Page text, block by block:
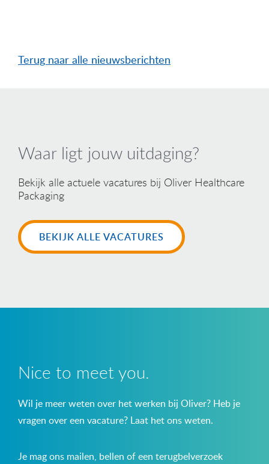
Terug naar alle nieuwsberichten
Waar ligt jouw uitdaging?
Bekijk alle actuele vacatures bij Oliver Healthcare
Packaging
BEKIJK ALLE VACATURES
Nice to meet you.
Wil je meer weten over het werken bij Oliver? Heb je
vragen over een vacature? Laat het ons weten.
Je mag ons mailen, bellen of een terugbelverzoek